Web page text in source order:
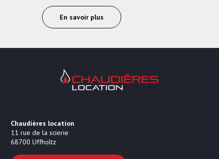
En savoir plus
Chaudières Location Location de
Chaudières location
11 rue de la scierie
68700 Uffholtz